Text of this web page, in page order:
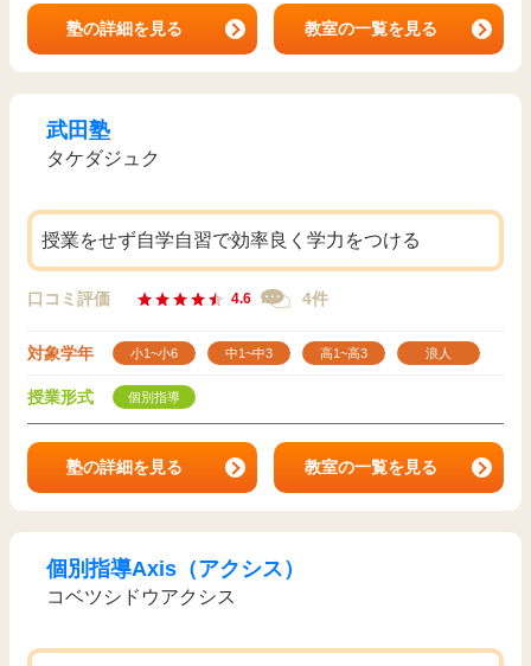
塾の詳細を見る 教室の一覧を見る
武田塾
タケダジュク
授業をせず自学自習で効率良く学力をつける
口コミ評価 4.6 4件
対象学年 小1~小6 中1~中3 高1~高3 浪人
授業形式 個別指導
塾の詳細を見る 教室の一覧を見る
個別指導Axis（アクシス）
コベツシドウアクシス